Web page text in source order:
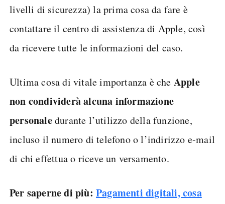
livelli di sicurezza) la prima cosa da fare è
contattare il centro di assistenza di Apple, così
da ricevere tutte le informazioni del caso.
Ultima cosa di vitale importanza è che Apple
non condividerà alcuna informazione
personaledurante l’utilizzo della funzione,
incluso il numero di telefono o l’indirizzo e-mail
di chi effettua o riceve un versamento.
Per saperne di più: Pagamenti digitali, cosa